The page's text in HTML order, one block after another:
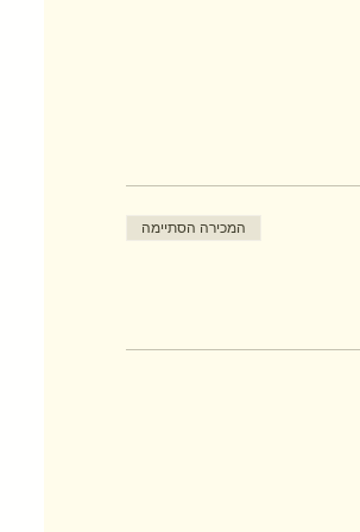
המכירה הסתיימה